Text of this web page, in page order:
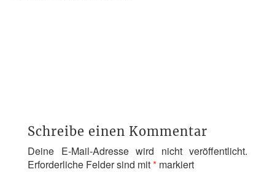
Schreibe einen Kommentar
Deine E-Mail-Adresse wird nicht veröffentlicht.
Erforderliche Felder sind mit* markiert